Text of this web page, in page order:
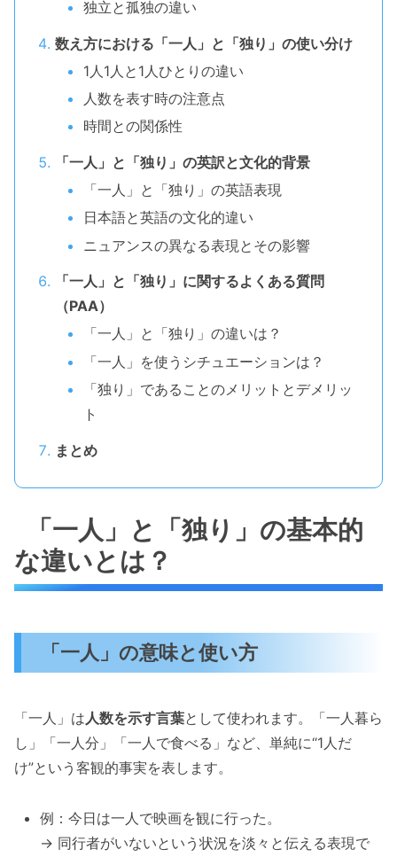
独立と孤独の違い
数え方における「一人」と「独り」の使い分け
1人1人と1人ひとりの違い
人数を表す時の注意点
時間との関係性
「一人」と「独り」の英訳と文化的背景
「一人」と「独り」の英語表現
日本語と英語の文化的違い
ニュアンスの異なる表現とその影響
「一人」と「独り」に関するよくある質問
（PAA）
「一人」と「独り」の違いは？
「一人」を使うシチュエーションは？
「独り」であることのメリットとデメリッ
ト
まとめ
「一人」と「独り」の基本的
な違いとは？
「一人」の意味と使い方
「一人」は 人数を示す言葉として使われます。「一人暮ら
し」「一人分」「一人で食べる」など、単純に“1人だ
け”という客観的事実を表します。
例：今日は一人で映画を観に行った。
→ 同行者がいないという状況を淡々と伝える表現で